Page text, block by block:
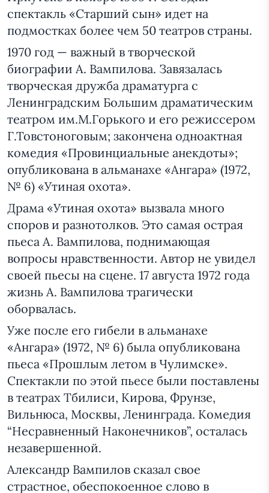
спектакль «Старший сын» идет на
подмостках более чем 50 театров страны.
1970 год — важный в творческой
биографии А. Вампилова. Завязалась
творческая дружба драматурга с
Ленинградским Большим драматическим
театром им.М.Горького и его режиссером
Г.Товстоноговым; закончена одноактная
комедия «Провинциальные анекдоты»;
опубликована в альманахе «Ангара» (1972,
№ 6) «Утиная охота».
Драма «Утиная охота» вызвала много
споров и разнотолков. Это самая острая
пьеса А. Вампилова, поднимающая
вопросы нравственности. Автор не увидел
своей пьесы на сцене. 17 августа 1972 года
жизнь А. Вампилова трагически
оборвалась.
Уже после его гибели в альманахе
«Ангара» (1972, № 6) была опубликована
пьеса «Прошлым летом в Чулимске».
Спектакли по этой пьесе были поставлены
в театрах Тбилиси, Кирова, Фрунзе,
Вильнюса, Москвы, Ленинграда. Комедия
“Несравненный Наконечников”, осталась
незавершенной.
Александр Вампилов сказал свое
страстное, обеспокоенное слово в